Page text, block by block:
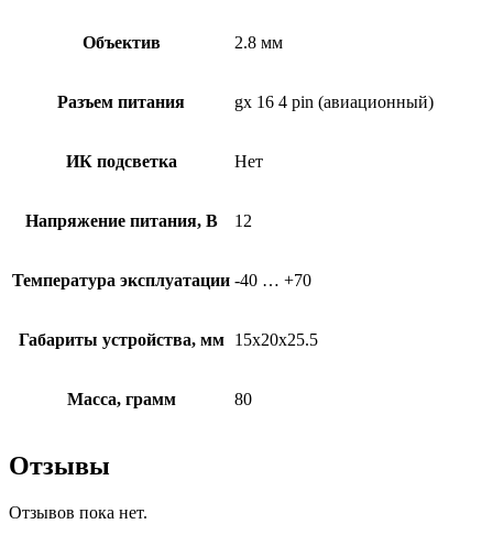
Объектив 2.8 мм
Разъем питания gx 16 4 pin (авиационный)
ИК подсветка Нет
Напряжение питания, В 12
Температура эксплуатации -40 … +70
Габариты устройства, мм 15х20х25.5
Масса, грамм 80
Отзывы
Отзывов пока нет.